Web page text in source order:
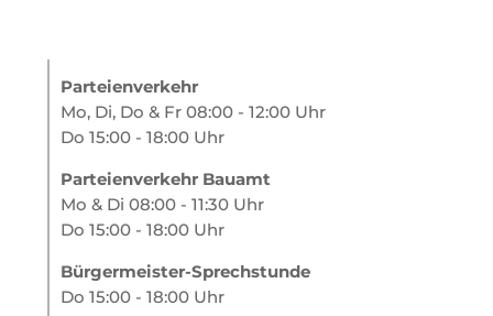
Parteienverkehr
Mo, Di, Do & Fr 08:00 - 12:00 Uhr
Do 15:00 - 18:00 Uhr
Parteienverkehr Bauamt
Mo & Di 08:00 - 11:30 Uhr
Do 15:00 - 18:00 Uhr
Bürgermeister-Sprechstunde
Do 15:00 - 18:00 Uhr